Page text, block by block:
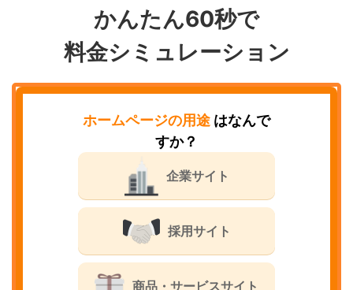
かんたん60秒で
料金シミュレーション
ホームページの用途 はなんで
すか？
企業サイト
採用サイト
商品・サービスサイト